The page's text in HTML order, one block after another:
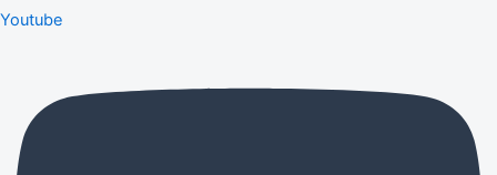
Youtube